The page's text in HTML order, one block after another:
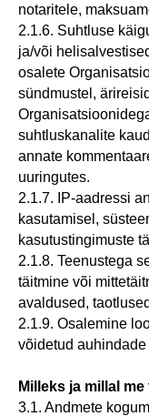
notaritele,
2.1.6. Suhtluse
ja/või
osalete
sündmustel,
suhtluskanalite
annate
uuringutes.
2.1.7. IP-aadressi
kasutamisel,
kasutustingimuste
2.1.8. Teenustega
täitmine või
avaldused,
2.1.9. Osalemine
võidetud auhindade
Milleks ja millal
3.1. Andmete